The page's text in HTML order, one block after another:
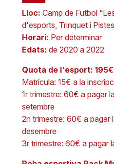
Lloc: Camp de Futbol
d'esports, Trinquet i
Horari: Per determinar
Edats: de 2020 a 2022
Quota de l'esport: 195€
Matrícula: 15€ a la
1r trimestre: 60€ a pagar
setembre
2n trimestre: 60€ a pagar
desembre
3r trimestre: 60€ a pagar